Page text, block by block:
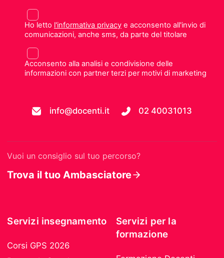
Ho letto l'informativa privacye acconsento all'invio di
comunicazioni, anche sms, da parte del titolare
Acconsento alla analisi e condivisione delle
informazioni con partner terzi per motivi di marketing
info@docenti.it 02 40031013
Vuoi un consiglio sul tuo percorso?
Trova il tuo Ambasciatore
Servizi insegnamento
Corsi GPS 2026
Servizi per la
formazione